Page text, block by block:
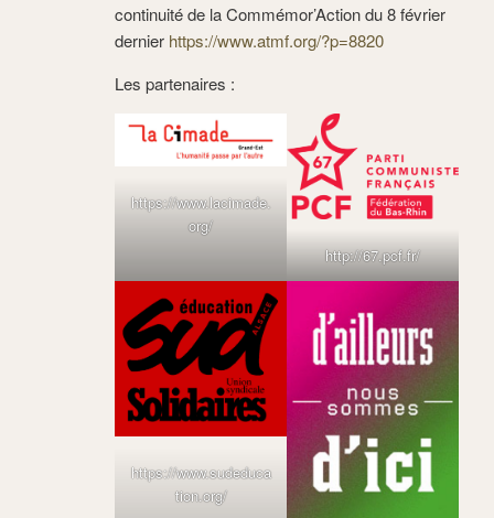
continuité de la Commémor’Action du 8 février
dernier https://www.atmf.org/?p=8820
Les partenaires :
https://www.lacimade.
org/
http://67.pcf.fr/
https://www.sudeduca
tion.org/